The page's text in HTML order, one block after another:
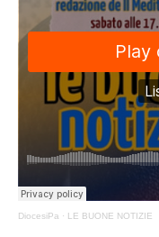
DiocesiPa · LE BUONE NOTIZIE